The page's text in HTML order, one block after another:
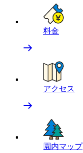
料金
アクセス
園内マップ